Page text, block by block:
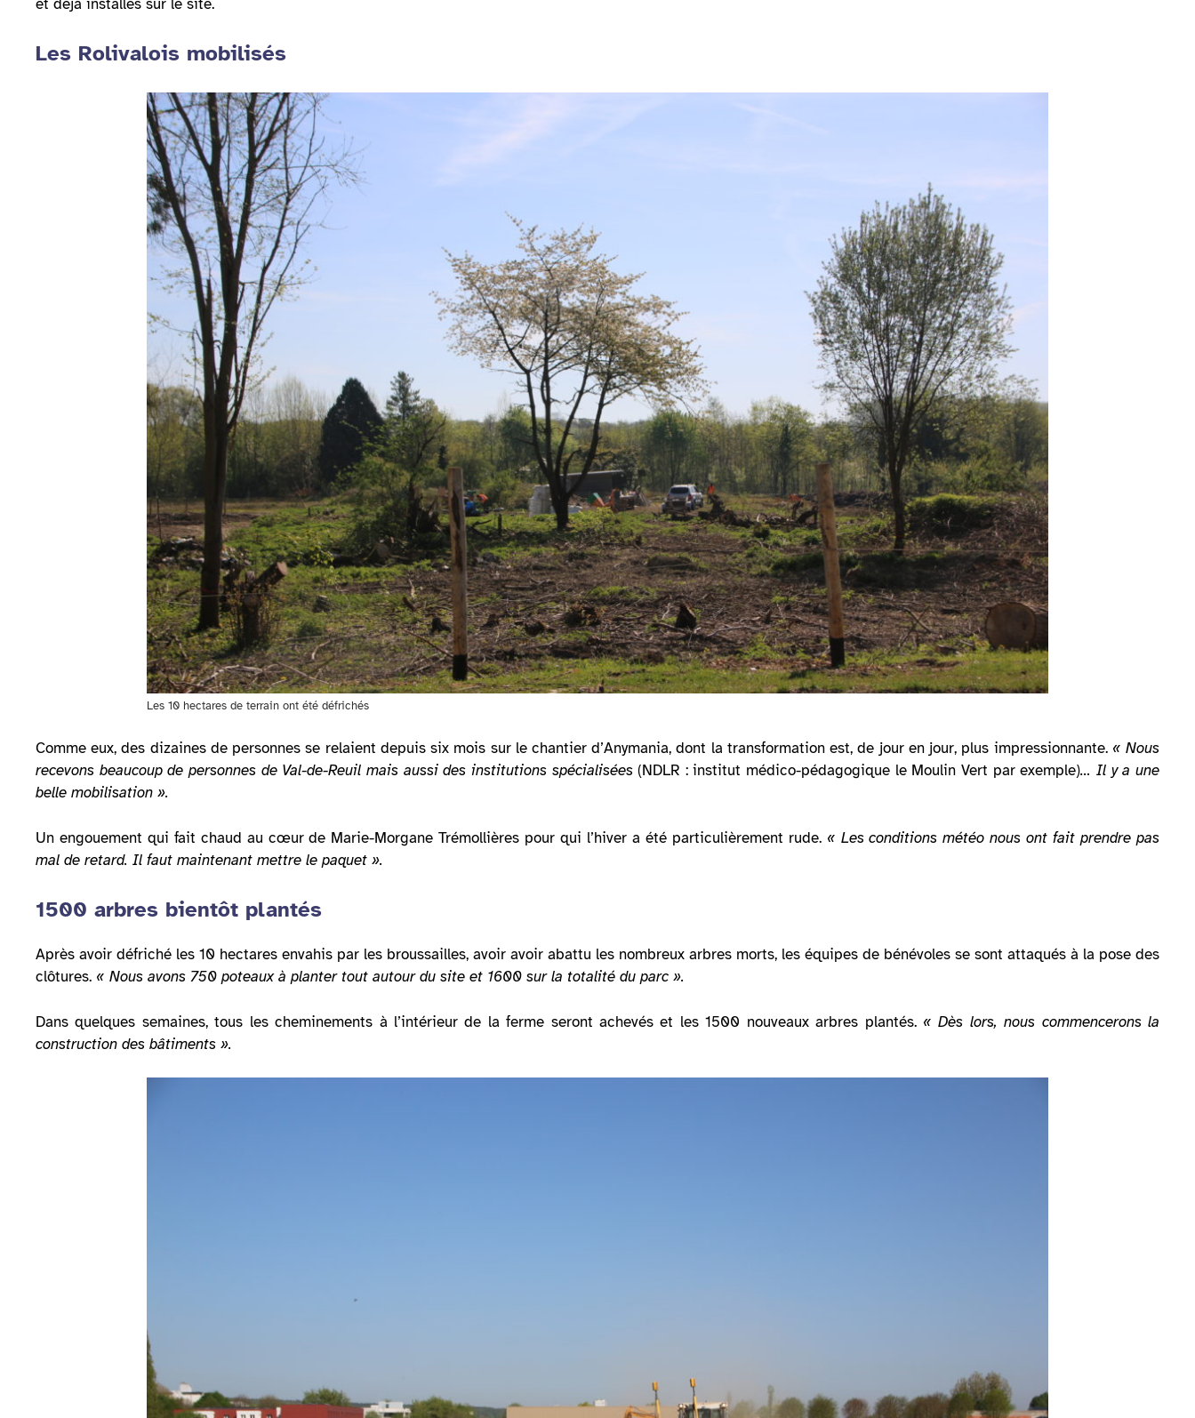
Les Rolivalois mobilisés
Les 10 hectares de terrain ont été défrichés
Comme eux, des dizaines de personnes se relaient depuis six mois sur le chantier d’Anymania, dont la transformation est, de jour en jour, plus impressionnante. « Nous
recevons beaucoup de personnes de Val-de-Reuil mais aussi des institutions spécialisées(NDLR : institut médico-pédagogique le Moulin Vert par exemple)… Il y a une
belle mobilisation ».
Un engouement qui fait chaud au cœur de Marie-Morgane Trémollières pour qui l’hiver a été particulièrement rude. « Les conditions météo nous ont fait prendre pas
mal de retard. Il faut maintenant mettre le paquet ».
1500 arbres bientôt plantés
Après avoir défriché les 10 hectares envahis par les broussailles, avoir avoir abattu les nombreux arbres morts, les équipes de bénévoles se sont attaqués à la pose des
clôtures. « Nous avons 750 poteaux à planter tout autour du site et 1600 sur la totalité du parc ».
Dans quelques semaines, tous les cheminements à l’intérieur de la ferme seront achevés et les 1500 nouveaux arbres plantés. « Dès lors, nous commencerons la
construction des bâtiments ».